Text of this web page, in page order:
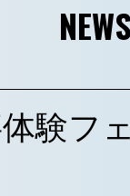
NEWS
験フ